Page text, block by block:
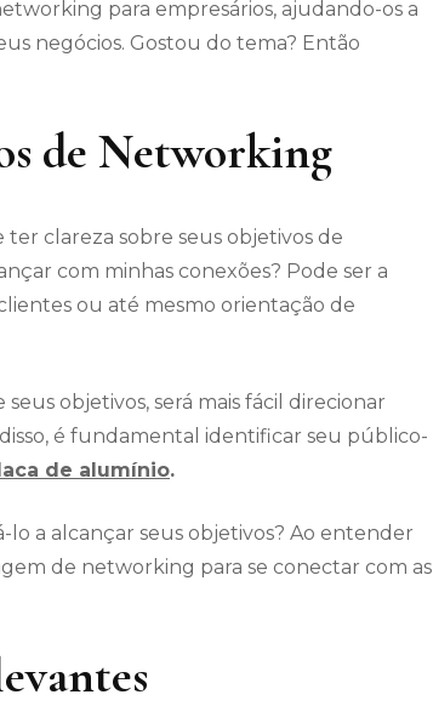
para empresários, ajudando-os a
negócios. Gostou do tema? Então
de Networking
clareza sobre seus objetivos de
com minhas conexões? Pode ser a
ou até mesmo orientação de
objetivos, será mais fácil direcionar
é fundamental identificar seu público-
de alumínio.
lo a alcançar seus objetivos? Ao entender
de networking para se conectar com as